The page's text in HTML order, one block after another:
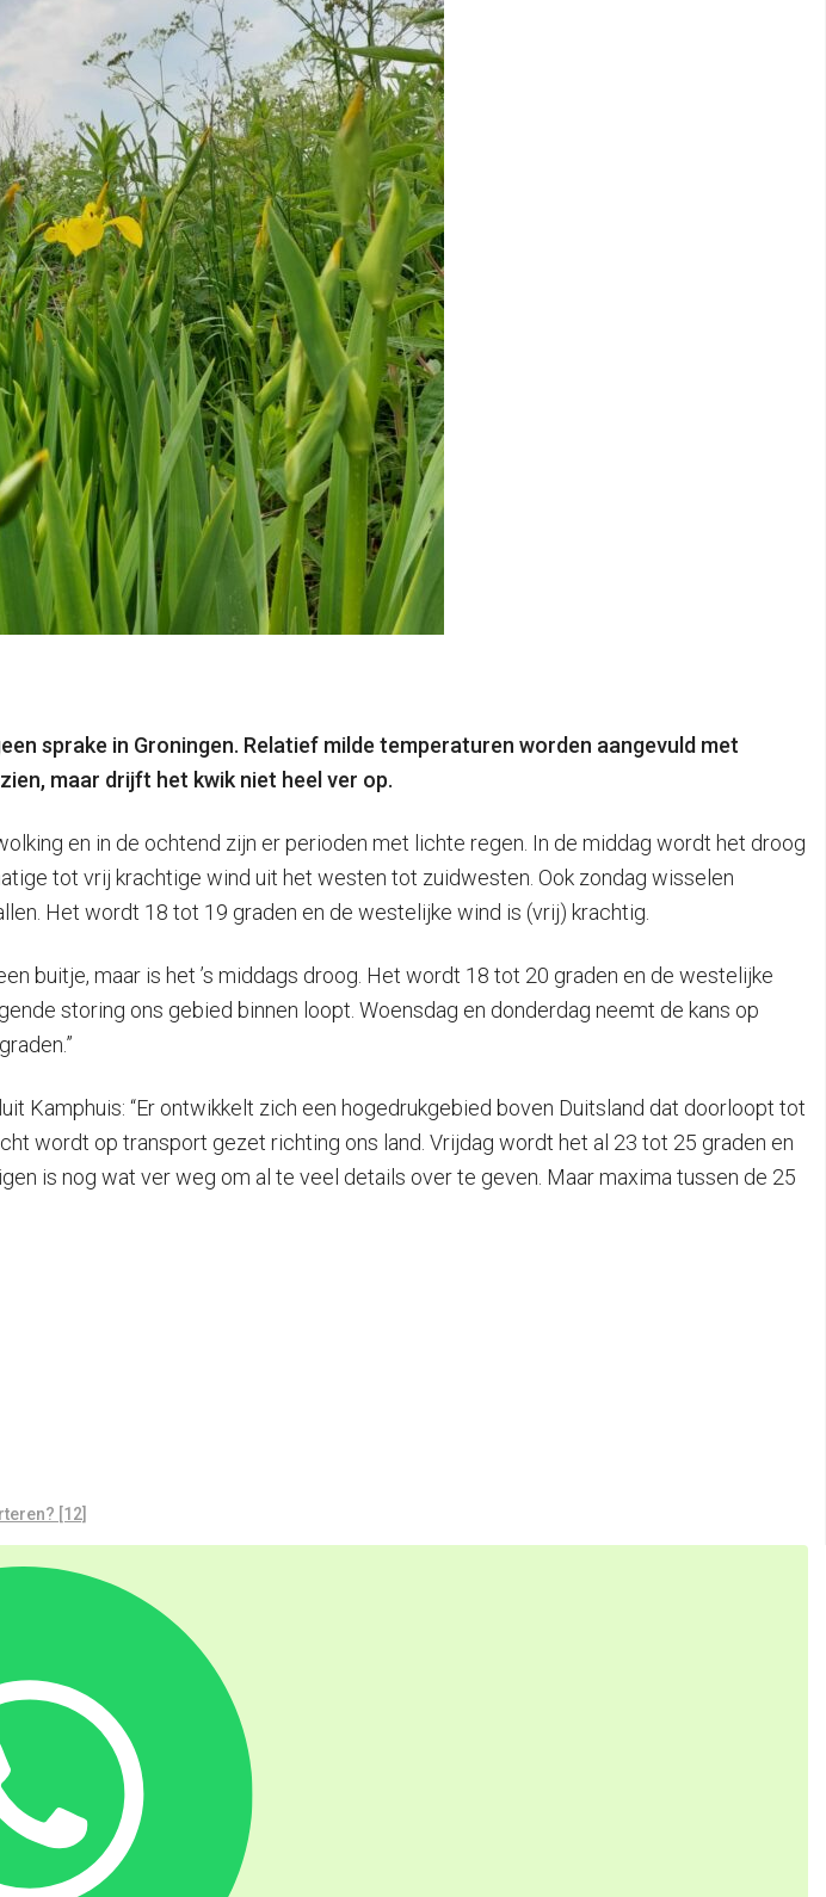
sprake in Groningen. Relatief milde temperaturen worden aangevuld met
maar drijft het kwik niet heel ver op.
en in de ochtend zijn er perioden met lichte regen. In de middag wordt het droog
tot vrij krachtige wind uit het westen tot zuidwesten. Ook zondag wisselen
Het wordt 18 tot 19 graden en de westelijke wind is (vrij) krachtig.
buitje, maar is het ’s middags droog. Het wordt 18 tot 20 graden en de westelijke
storing ons gebied binnen loopt. Woensdag en donderdag neemt de kans op
Kamphuis: “Er ontwikkelt zich een hogedrukgebied boven Duitsland dat doorloopt tot
wordt op transport gezet richting ons land. Vrijdag wordt het al 23 tot 25 graden en
is nog wat ver weg om al te veel details over te geven. Maar maxima tussen de 25
[12]